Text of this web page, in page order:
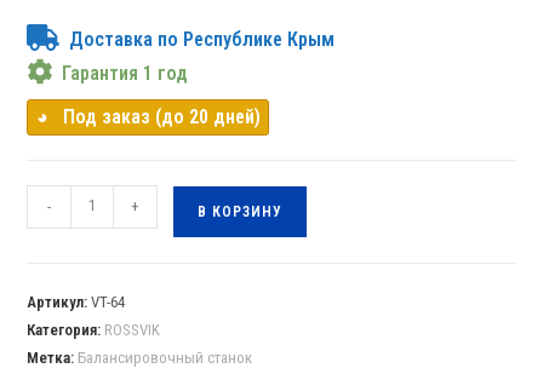
Доставка по Республике Крым
Гарантия 1 год
◕⠀Под заказ (до 20 дней)
- + В КОРЗИНУ
Артикул:VT-64
Категория: ROSSVIK
Метка:Балансировочный станок